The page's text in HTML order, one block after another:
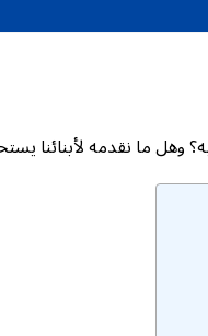
وهل ما نقدمه لأبنائنا